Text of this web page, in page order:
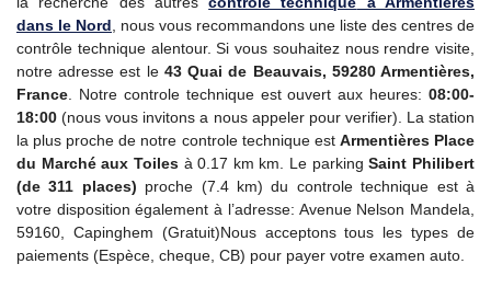
dans le Nord , nous vous recommandons une liste des centres de
contrôle technique alentour. Si vous souhaitez nous rendre visite,
notre adresse est le 43 Quai de Beauvais, 59280 Armentières,
France . Notre controle technique est ouvert aux heures: 08:00-
18:00 (nous vous invitons a nous appeler pour verifier). La station
la plus proche de notre controle technique est Armentières Place
du Marché aux Toilesà 0.17 km km. Le parkingSaint Philibert
(de 311 places) proche (7.4 km) du controle technique est à
votre disposition également à l’adresse: Avenue Nelson Mandela,
59160, Capinghem (Gratuit)Nous acceptons tous les types de
paiements (Espèce, cheque, CB) pour payer votre examen auto.